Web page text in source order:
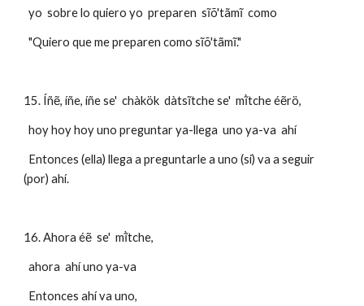
  yo  sobre lo quiero yo  preparen  sĩõ'tãmĩ  como
  "Quiero que me preparen como sĩõ'tãmĩ."
15. Íñẽ, íñe, íñe se'  chàkök  dàtsĩtche se'  mĩ̀tche éẽrö,
  hoy hoy hoy uno preguntar ya-llega  uno ya-va  ahí
(por) ahí.
16. Ahora éẽ  se'  mĩ̀tche,
  ahora  ahí uno ya-va
  Entonces ahí va uno,